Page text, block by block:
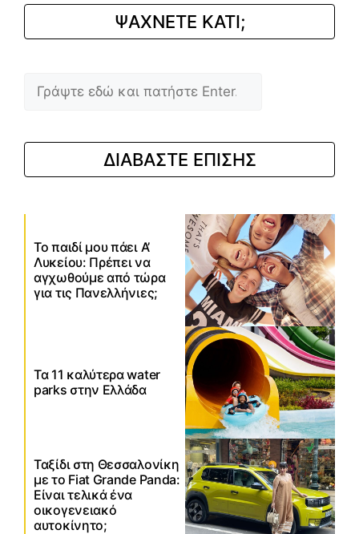
ΨΑΧΝΕΤΕ ΚΑΤΙ;
ΔΙΑΒΑΣΤΕ ΕΠΙΣΗΣ
Το παιδί μου πάει Α’
Λυκείου: Πρέπει να
αγχωθούμε από τώρα
για τις Πανελλήνιες;
Τα 11 καλύτερα water
parks στην Ελλάδα
Ταξίδι στη Θεσσαλονίκη
με το Fiat Grande Panda:
Είναι τελικά ένα
οικογενειακό
αυτοκίνητο;